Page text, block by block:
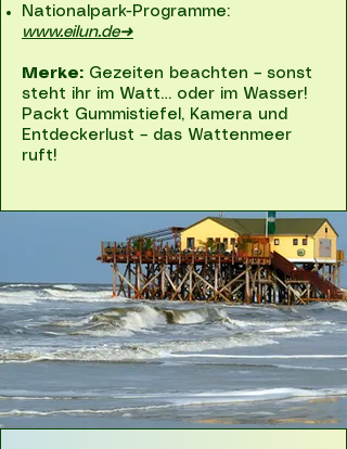
Nationalpark-Programme:
www.eilun.de➜
Merke: Gezeiten beachten – sonst
steht ihr im Watt… oder im Wasser!
Packt Gummistiefel, Kamera und
Entdeckerlust – das Wattenmeer
ruft!